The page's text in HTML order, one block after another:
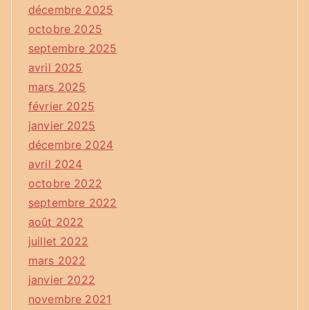
décembre 2025
octobre 2025
septembre 2025
avril 2025
mars 2025
février 2025
janvier 2025
décembre 2024
avril 2024
octobre 2022
septembre 2022
août 2022
juillet 2022
mars 2022
janvier 2022
novembre 2021